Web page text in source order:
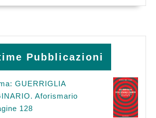
Pubblicazioni
GUERRIGLIA
Aforismario
128